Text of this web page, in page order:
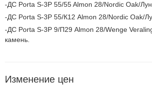
ДС Porta S-3P 55/55 Almon 28/Nordic Oak/
ДС Porta S-3P 55/К12 Almon 28/Nordic Oak/
ДС Porta S-3P 9/П29 Almon 28/Wenge
камень.
Изменение цен